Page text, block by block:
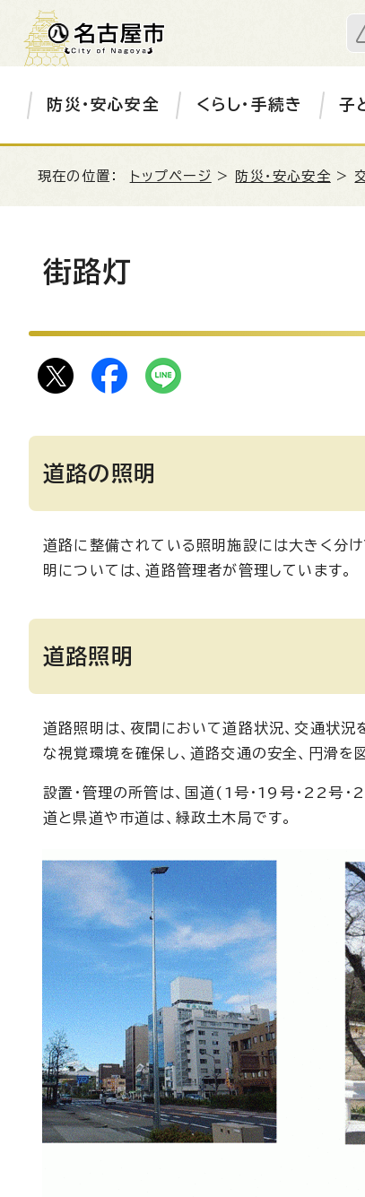
防災・安心安全 くらし・手続き 子
現在の位置： トップページ > 防災・安心安全>
街路灯
道路の照明
道路に整備されている照明施設には大きく分
明については、道路管理者が管理しています。
道路照明
道路照明は、夜間において道路状況、交通状況
な視覚環境を確保し、道路交通の安全、円滑を
設置・管理の所管は、国道(1号・19号・22号
道と県道や市道は、緑政土木局です。